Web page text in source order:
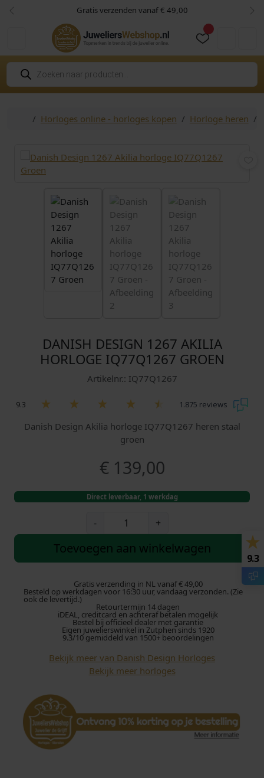
Skip to content
Skip to footer Gratis verzenden vanaf € 49,00
Vorige
P
o
d
HomeHorloges online - horloges kopen Horloge heren
DANISH DESIGN 1267 AKILIA
HORLOGE IQ77Q1267 GROEN
Artikelnr.: IQ77Q1267
9.3 1.875 reviews
Danish Design Akilia horloge IQ77Q1267 heren staal
groen
€139,00
Direct leverbaar, 1 werkdag
-
n
h
D
s
i
n
1
7
A
+
Toevoegen aan winkelwagen
Gratis verzending in NL vanaf € 49,00
Besteld op werkdagen voor 16:30 uur, vandaag verzonden. (Zie
ook de levertijd.)
Retourtermijn 14 dagen
iDEAL, creditcard en achteraf betalen mogelijk
Bestel bij officieel dealer met garantie
Eigen juwelierswinkel in Zutphen sinds 1920
9.3/10 gemiddeld van 1500+ beoordelingen
Bekijk meer van Danish Design Horloges
Bekijk meer horloges
9.3